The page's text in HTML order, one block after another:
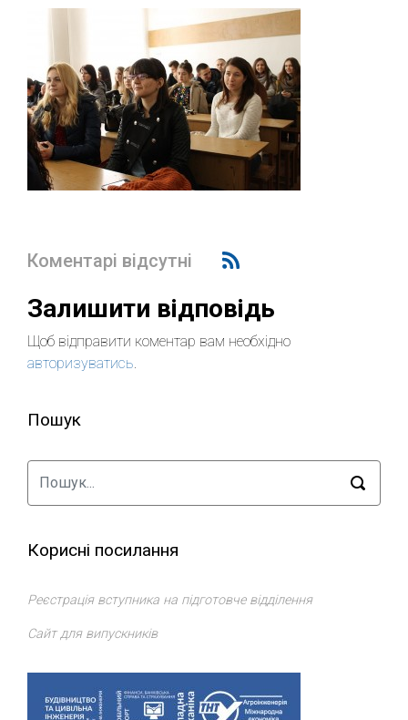
Коментарі відсутні
Залишити відповідь
Щоб відправити коментар вам необхідно
авторизуватись.
Пошук
Корисні посилання
Реєстрація вступника на підготовче відділення
Сайт для випускників